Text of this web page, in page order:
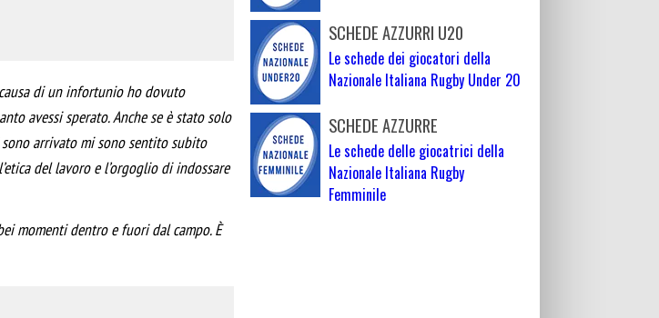
di un infortunio ho dovuto
avessi sperato. Anche se è stato solo
arrivato mi sono sentito subito
del lavoro e l’orgoglio di indossare
momenti dentro e fuori dal campo. È
SCHEDE AZZURRI U20
Le schede dei giocatori della
Nazionale Italiana Rugby Under 20
SCHEDE AZZURRE
Le schede delle giocatrici della
Nazionale Italiana Rugby
Femminile